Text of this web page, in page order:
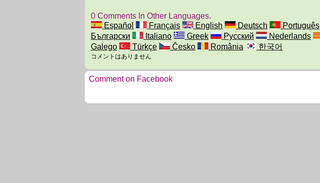
0 Comments In Other Languages.
Español
Français English Deutsch Português
Български
Italiano Greek Русский Nederlands
Galego
Türkçe Česko România 한국어
コメントはありません
Comment on Facebook